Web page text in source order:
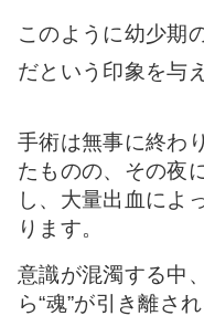
このように幼少期
だという印象を与
手術は無事に終わ
たものの、その夜
し、 大量出血によ
ります。
意識が混濁する中
ら“魂”が引き離さ